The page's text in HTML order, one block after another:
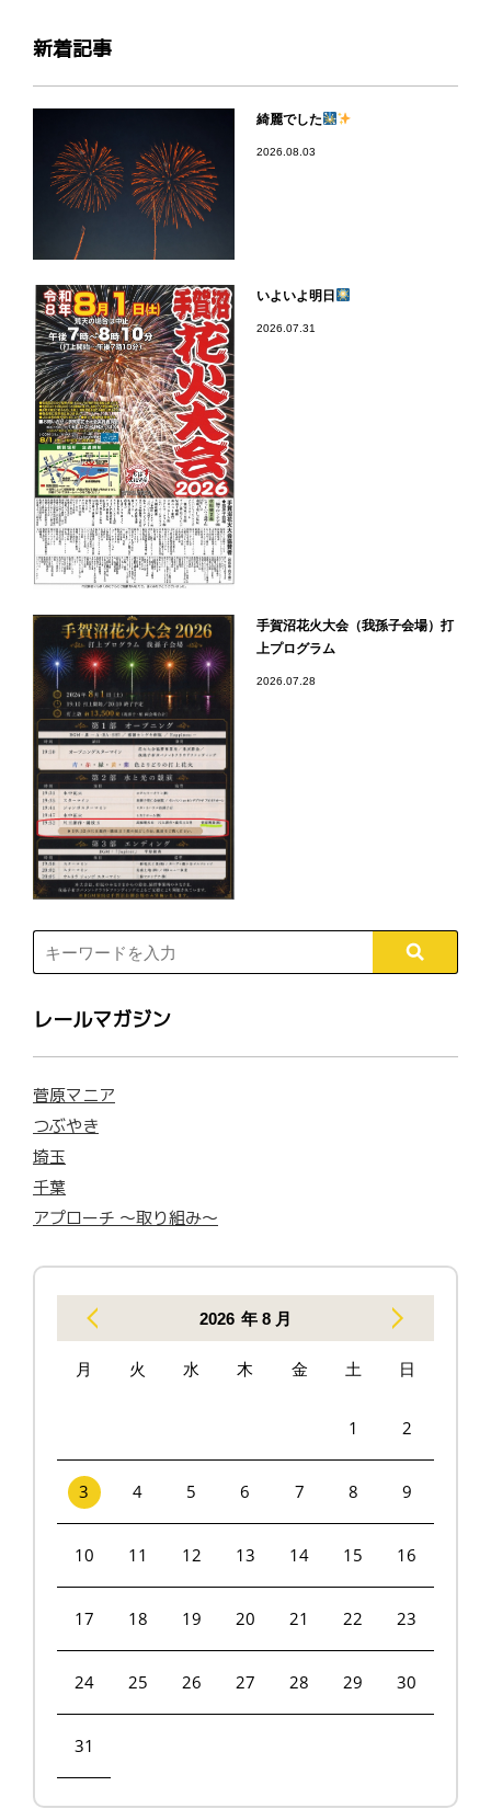
新着記事
綺麗でした
2026.08.03
いよいよ明日
2026.07.31
手賀沼花火大会（我孫子会場）打
上プログラム
2026.07.28
レールマガジン
菅原マニア
つぶやき
埼玉
千葉
アプローチ 〜取り組み〜
年 8 月
2026
月 火 水 木 金 土 日
1 2
3 4 5 6 7 8 9
10 11 12 13 14 15 16
17 18 19 20 21 22 23
24 25 26 27 28 29 30
31